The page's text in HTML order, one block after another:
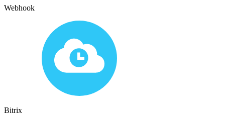
Webhook
Bitrix